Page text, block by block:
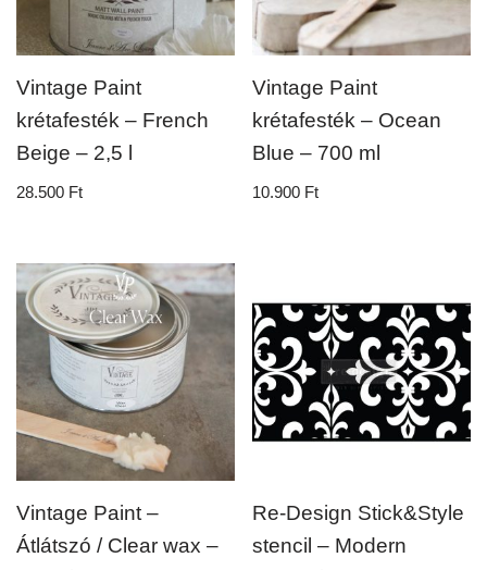
Vintage Paint
krétafesték – French
Beige – 2,5 l
28.500 Ft
Vintage Paint
krétafesték – Ocean
Blue – 700 ml
10.900 Ft
Vintage Paint –
Átlátszó / Clear wax –
Re-Design Stick&Style
stencil – Modern